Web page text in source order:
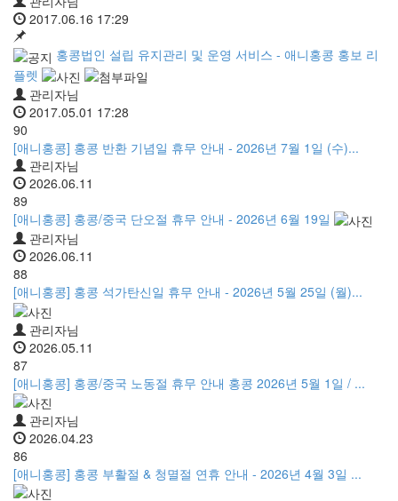
2017.06.16 17:29
홍콩법인 설립 유지관리 및 운영 서비스 - 애니홍콩 홍보 리
플렛
관리자님
2017.05.01 17:28
90
[애니홍콩] 홍콩 반환 기념일 휴무 안내 - 2026년 7월 1일 (수)...
관리자님
2026.06.11
89
[애니홍콩] 홍콩/중국 단오절 휴무 안내 - 2026년 6월 19일
관리자님
2026.06.11
88
[애니홍콩] 홍콩 석가탄신일 휴무 안내 - 2026년 5월 25일 (월)...
관리자님
2026.05.11
87
[애니홍콩] 홍콩/중국 노동절 휴무 안내 홍콩 2026년 5월 1일 / ...
관리자님
2026.04.23
86
[애니홍콩] 홍콩 부활절 & 청멸절 연휴 안내 - 2026년 4월 3일 ...